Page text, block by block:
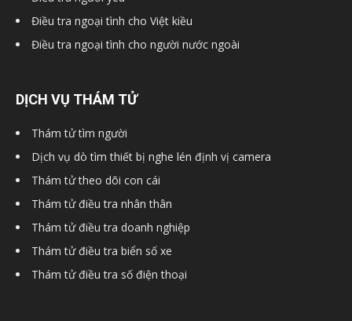
dịch
Điều tra ngoại tình cho Việt kiều
Điều tra ngoại tình cho người nước ngoài
DỊCH VỤ THÁM TỬ
Thám tử tìm người
Dịch vụ dò tìm thiết bị nghe lén định vị camera
Thám tử theo dõi con cái
Thám tử điều tra nhân thân
Thám tử điều tra doanh nghiệp
Thám tử điều tra biển số xe
Thám tử điều tra số điện thoại